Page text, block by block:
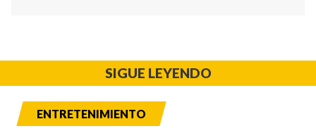
SIGUE LEYENDO
ENTRETENIMIENTO